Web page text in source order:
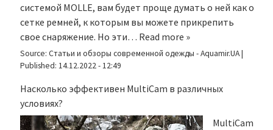
системой MOLLE, вам будет проще думать о ней как о
сетке ремней, к которым вы можете прикрепить
свое снаряжение. Но эти… Read more »
Source: Статьи и обзоры современной одежды - Aquamir.UA|
Published: 14.12.2022 - 12:49
Насколько эффективен MultiCam в различных
условиях?
MultiCam